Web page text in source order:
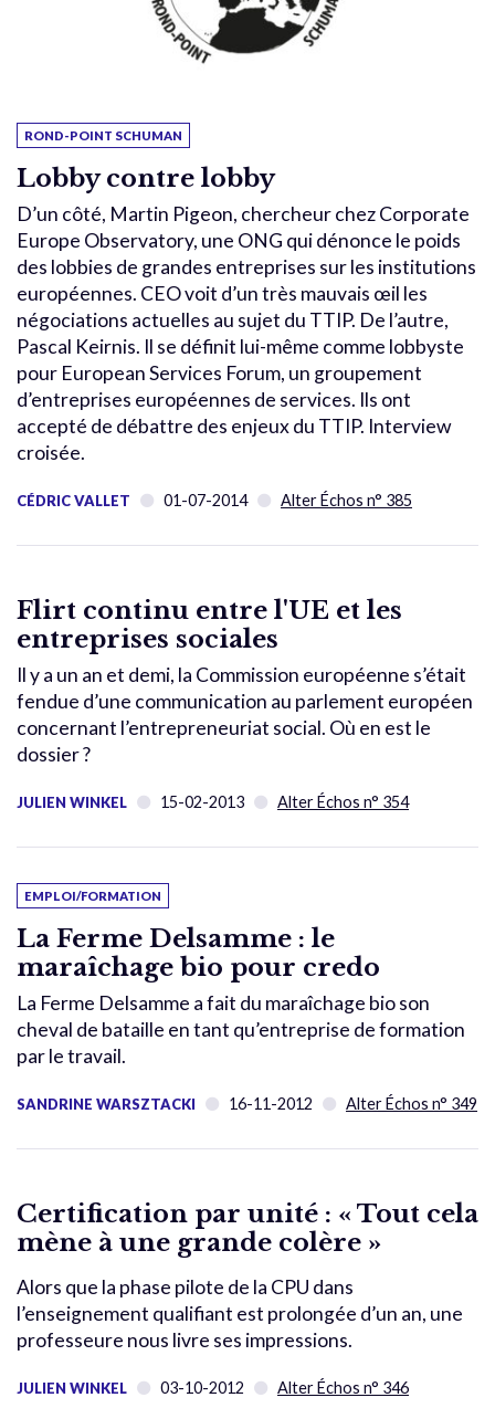
ROND-POINT SCHUMAN
Lobby contre lobby
D’un côté, Martin Pigeon, chercheur chez Corporate
Europe Observatory, une ONG qui dénonce le poids
des lobbies de grandes entreprises sur les institutions
européennes. CEO voit d’un très mauvais œil les
négociations actuelles au sujet du TTIP. De l’autre,
Pascal Keirnis. Il se définit lui-même comme lobbyste
pour European Services Forum, un groupement
d’entreprises européennes de services. Ils ont
accepté de débattre des enjeux du TTIP. Interview
croisée.
CÉDRIC VALLET 01-07-2014 Alter Échos n° 385
Flirt continu entre l'UE et les
entreprises sociales
Il y a un an et demi, la Commission européenne s’était
fendue d’une communication au parlement européen
concernant l’entrepreneuriat social. Où en est le
dossier ?
JULIEN WINKEL 15-02-2013 Alter Échos n° 354
EMPLOI/FORMATION
La Ferme Delsamme : le
maraîchage bio pour credo
La Ferme Delsamme a fait du maraîchage bio son
cheval de bataille en tant qu’entreprise de formation
par le travail.
SANDRINE WARSZTACKI 16-11-2012 Alter Échos n° 349
Certification par unité : « Tout cela
mène à une grande colère »
Alors que la phase pilote de la CPU dans
l’enseignement qualifiant est prolongée d’un an, une
professeure nous livre ses impressions.
JULIEN WINKEL 03-10-2012 Alter Échos n° 346